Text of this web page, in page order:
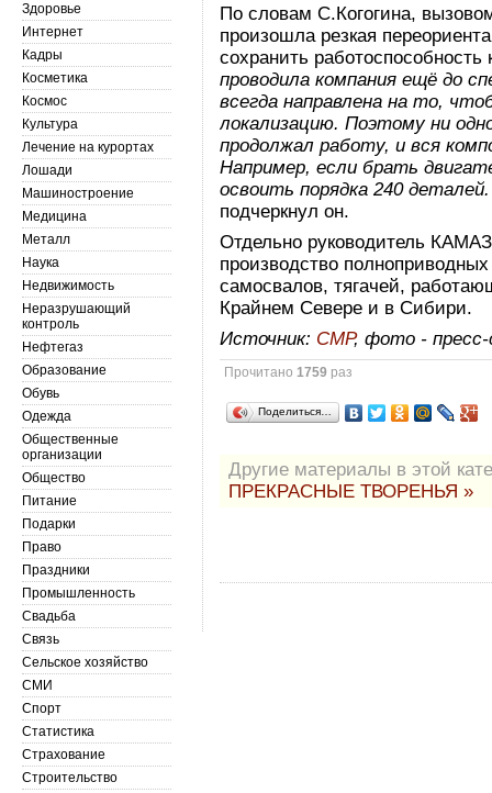
По словам С.Когогина,
произошла резкая
сохранить
проводила компания ещё до
всегда направлена на то,
локализацию. Поэтому ни
продолжал работу, и вся
Например, если брать
освоить порядка 240
подчеркнул он.
Отдельно руководитель
производство
самосвалов, тягачей,
Крайнем Севере и в Сибири.
Источник: СМР, фото -
Прочитано1759 раз
Поделиться…
Другие материалы в этой
ПРЕКРАСНЫЕ ТВОРЕНЬЯ »
Здоровье
Интернет
Кадры
Косметика
Космос
Культура
Лечение на курортах
Лошади
Машиностроение
Медицина
Металл
Наука
Недвижимость
Неразрушающий
контроль
Нефтегаз
Образование
Обувь
Одежда
Общественные
организации
Общество
Питание
Подарки
Право
Праздники
Промышленность
Свадьба
Связь
Сельское хозяйство
СМИ
Спорт
Статистика
Страхование
Строительство